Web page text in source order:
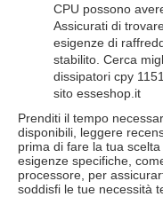
CPU possono
Assicurati di
esigenze di
stabilito. Cerca
dissipatori cpy
sito esseshop.it
Prenditi il tempo
disponibili, leggere
prima di fare la tua
esigenze specifiche,
processore, per
soddisfi le tue necessità